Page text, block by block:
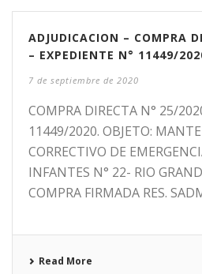
ADJUDICACION – COMPRA
– EXPEDIENTE N° 11449/
7 de septiembre de 2020
COMPRA DIRECTA N° 25/
11449/2020. OBJETO:
CORRECTIVO DE
INFANTES N° 22- RIO
COMPRA FIRMADA RES.
Read More